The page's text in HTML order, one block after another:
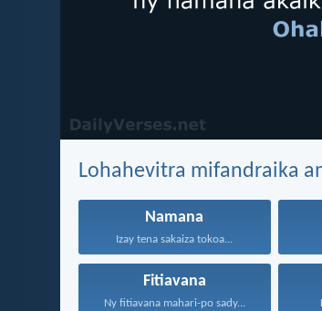
Lohahevitra mifandraika
Namana
Izay tena sakaiza tokoa...
Fitiavana
Ny fitiavana mahari-po sady...